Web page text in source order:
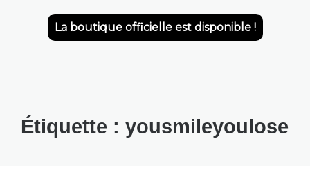
La boutique officielle est disponible !
Étiquette : yousmileyoulose